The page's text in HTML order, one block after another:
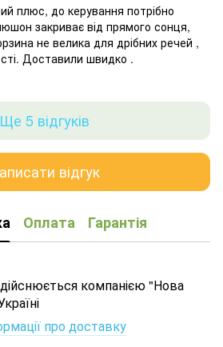
плюс, до керування потрібно
закриває від прямого сонця,
не велика для дрібних речей ,
Доставили швидко .
Ще 5 відгуків
відгук
Оплата Гарантія
компанією "Нова
про доставку